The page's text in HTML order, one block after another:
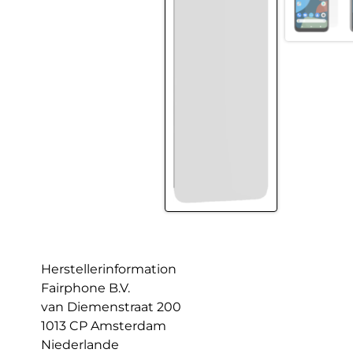
Herstellerinformation
Fairphone B.V.
van Diemenstraat 200
1013 CP Amsterdam
Niederlande